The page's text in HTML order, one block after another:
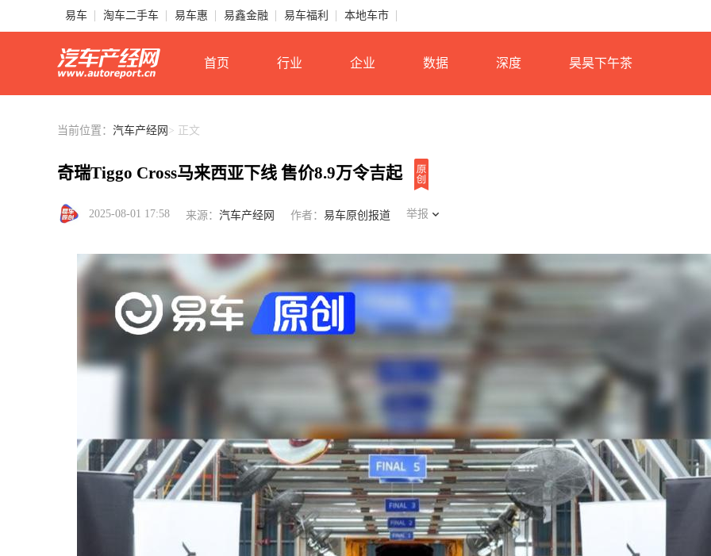
易车 淘车二手车 易车惠 易鑫金融 易车福利 本地车市
首页 行业 企业 数据 深度 昊昊下午茶
当前位置： 汽车产经网 > 正文
奇瑞Tiggo Cross马来西亚下线 售价8.9万令吉起
2025-08-01 17:58 来源： 汽车产经网 作者： 易车原创报道 举报